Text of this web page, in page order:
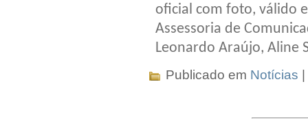
oficial com foto, válido
Assessoria de
Leonardo Araújo, Aline
Publicado em Notícias